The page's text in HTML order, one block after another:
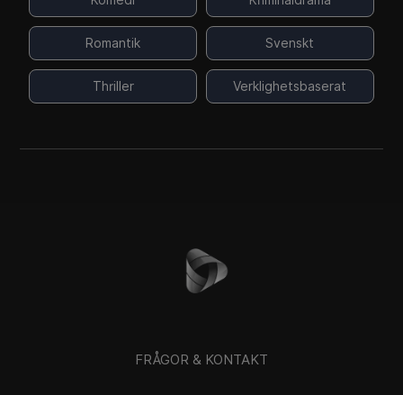
Romantik Svenskt
Thriller Verklighetsbaserat
FRÅGOR & KONTAKT